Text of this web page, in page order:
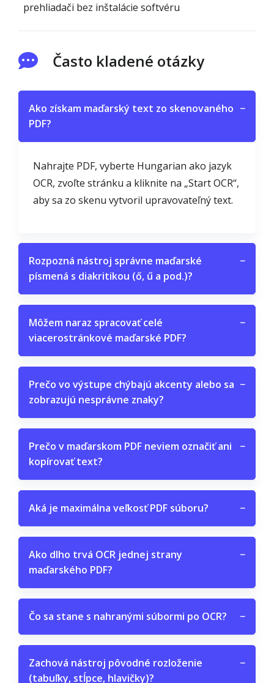
prehliadači bez inštalácie softvéru
Často kladené otázky
Ako získam maďarský text zo skenovaného
PDF?
−
Nahrajte PDF, vyberte Hungarian ako jazyk
OCR, zvoľte stránku a kliknite na „Start OCR“,
aby sa zo skenu vytvoril upravovateľný text.
Rozpozná nástroj správne maďarské
písmená s diakritikou (ő, ű a pod.)?
−
Môžem naraz spracovať celé
viacerostránkové maďarské PDF?
−
Prečo vo výstupe chýbajú akcenty alebo sa
zobrazujú nesprávne znaky?
−
Prečo v maďarskom PDF neviem označiť ani
kopírovať text?
−
Aká je maximálna veľkosť PDF súboru? −
Ako dlho trvá OCR jednej strany
maďarského PDF?
−
Čo sa stane s nahranými súbormi po OCR? −
Zachová nástroj pôvodné rozloženie
(tabuľky, stĺpce, hlavičky)?
−